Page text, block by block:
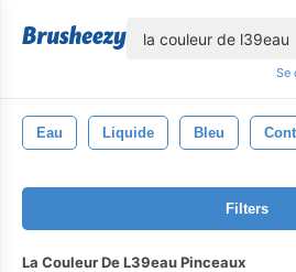
Se
Eau Liquide Bleu
Filters
La Couleur De L39eau Pinceaux